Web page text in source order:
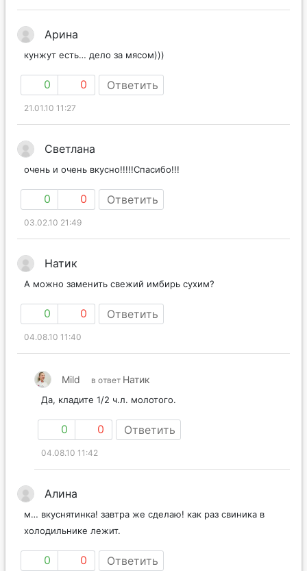
Арина
кунжут есть… дело за мясом)))
0 0 Ответить
21.01.10 11:27
Светлана
очень и очень вкусно!!!!!Спасибо!!!
0 0 Ответить
03.02.10 21:49
Натик
А можно заменить свежий имбирь сухим?
0 0 Ответить
04.08.10 11:40
Mild в ответ Натик
Да, кладите 1/2 ч.л. молотого.
0 0 Ответить
04.08.10 11:42
Алина
м… вкуснятинка! завтра же сделаю! как раз свиника в
холодильнике лежит.
0 0 Ответить